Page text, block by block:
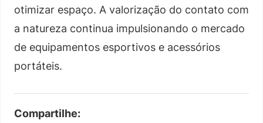
otimizar espaço. A valorização do contato com
a natureza continua impulsionando o mercado
de equipamentos esportivos e acessórios
portáteis.
Compartilhe: